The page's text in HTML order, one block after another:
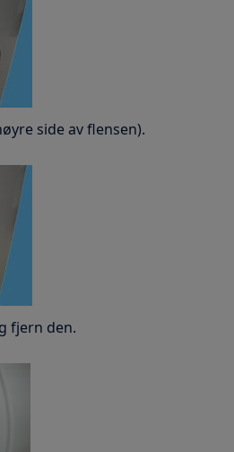
side av flensen).
fjern den.